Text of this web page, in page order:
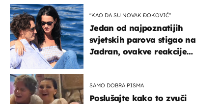
"KAO DA SU NOVAK ĐOKOVIĆ"
Jedan od najpoznatijih
svjetskih parova stigao na
Jadran, ovakve reakcije
SAMO DOBRA PISMA
Poslušajte kako to zvuči